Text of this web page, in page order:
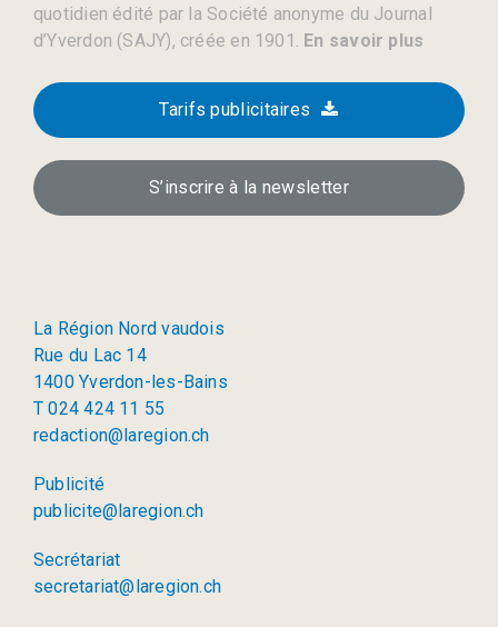
quotidien édité par la Société anonyme du Journal
d’Yverdon (SAJY), créée en 1901. En savoir plus
Tarifs publicitaires
S’inscrire à la newsletter
La Région Nord vaudois
Rue du Lac 14
1400 Yverdon-les-Bains
T 024 424 11 55
redaction@laregion.ch
Publicité
publicite@laregion.ch
Secrétariat
secretariat@laregion.ch